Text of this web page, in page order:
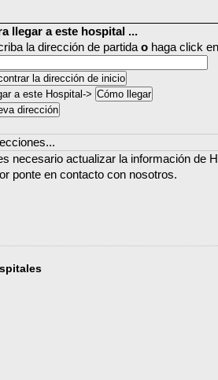
llegar a este hospital ...
la dirección de partida o haga click
a este Hospital->
necesario actualizar la información de
ponte en contacto con nosotros.